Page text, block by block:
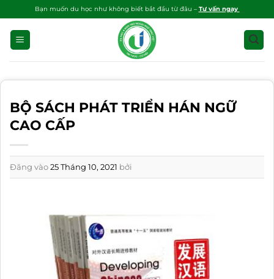
qua
dung
Bạn muốn du học như không biết bắt đầu từ đâu – Tư vấn ngay
BỘ SÁCH PHÁT TRIỂN HÁN NGỮ
CAO CẤP
Đăng vào25 Tháng 10, 2021 bởi